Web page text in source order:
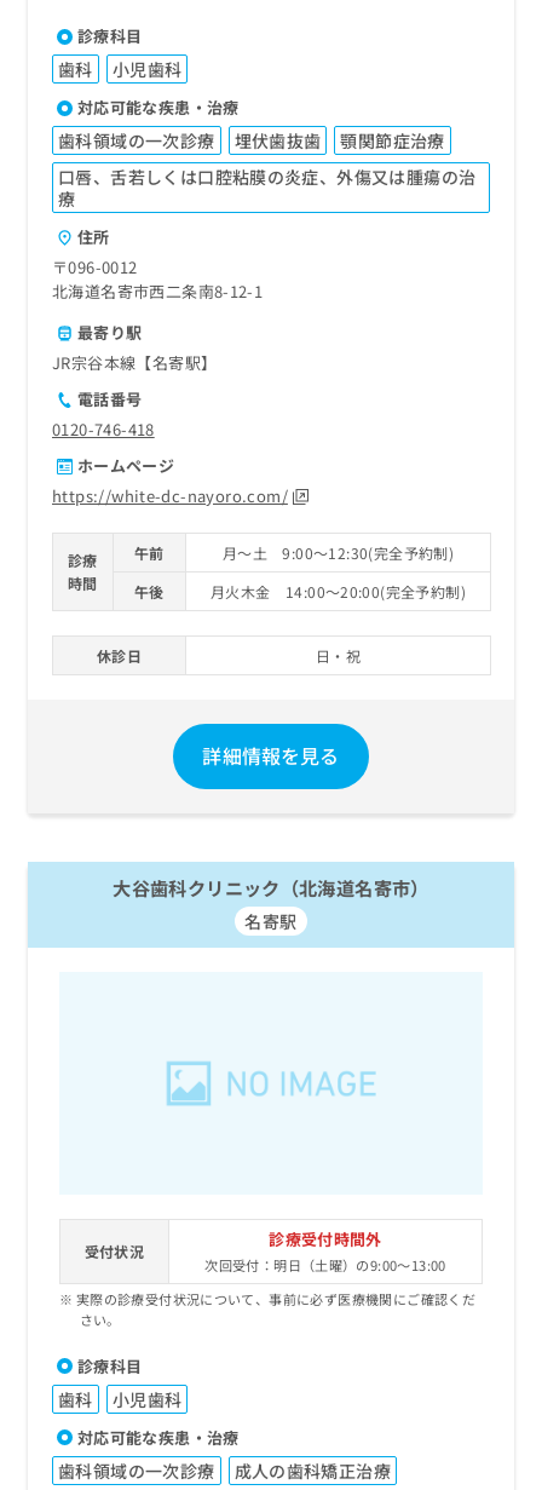
診療科目
歯科 小児歯科
対応可能な疾患・治療
歯科領域の一次診療 埋伏歯抜歯
顎関節症治療
口唇、舌若しくは口腔粘膜の炎症、外傷又は腫瘍の治
療
住所
〒096-0012
北海道名寄市西二条南8-12-1
最寄り駅
JR宗谷本線【名寄駅】
電話番号
0120-746-418
ホームページ
https://white-dc-nayoro.com/
診療
時間
午前
月～土 9:00～12:30(完全予約制)
午後
月火木金 14:00～20:00(完全予約制)
休診日 日・祝
詳細情報を見る
大谷歯科クリニック（北海道名寄市）
名寄駅
受付状況
診療受付時間外
次回受付：明日（土曜）の9:00～13:00
実際の診療受付状況について、事前に必ず医療機関にご確認くだ
さい。
診療科目
歯科 小児歯科
対応可能な疾患・治療
歯科領域の一次診療 成人の歯科矯正治療